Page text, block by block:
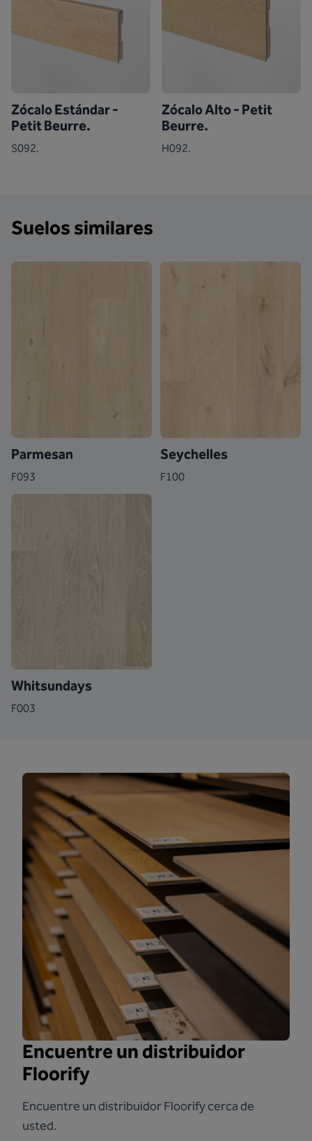
Zócalo Estándar -
Petit Beurre.
S092.
Zócalo Alto - Petit
Beurre.
H092.
Suelos similares
Parmesan
F093
Seychelles
F100
Whitsundays
F003
Encuentre un distribuidor
Floorify
Encuentre un distribuidor Floorify cerca de
usted.